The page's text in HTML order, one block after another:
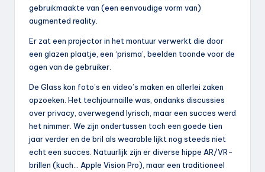
gebruikmaakte van (een eenvoudige vorm van)
augmented reality.
Er zat een projector in het montuur verwerkt die door
een glazen plaatje, een ‘prisma’, beelden toonde voor de
ogen van de gebruiker.
De Glass kon foto’s en video’s maken en allerlei zaken
opzoeken. Het techjournaille was, ondanks discussies
over privacy, overwegend lyrisch, maar een succes werd
het nimmer. We zijn ondertussen toch een goede tien
jaar verder en de bril als wearable lijkt nog steeds niet
echt een succes. Natuurlijk zijn er diverse hippe AR/VR-
brillen (kuch… Apple Vision Pro), maar een traditioneel